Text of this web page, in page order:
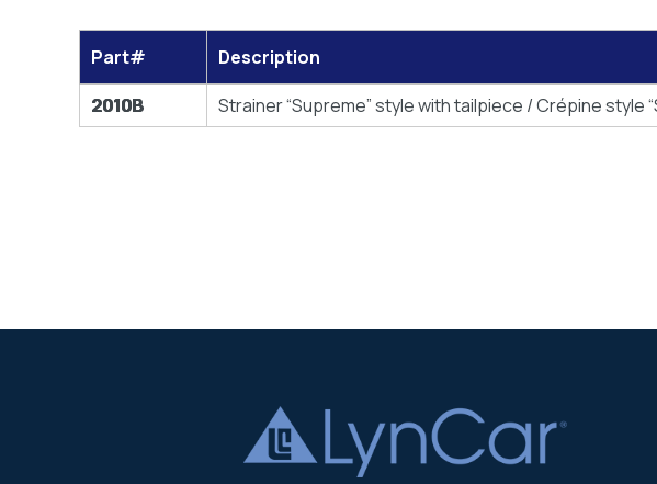
Part#
Description
2010B
Strainer “Supreme” style with tailpiece / Crépine style